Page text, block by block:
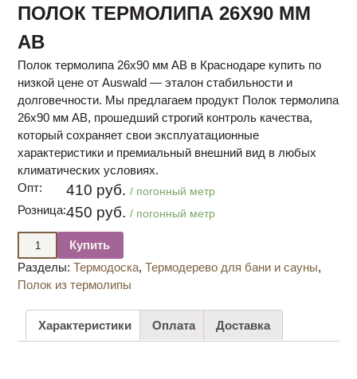
ПОЛОК ТЕРМОЛИПА 26Х90 ММ
АВ
Полок термолипа 26х90 мм АВ в Краснодаре купить по
низкой цене от Auswald — эталон стабильности и
долговечности. Мы предлагаем продукт Полок термолипа
26х90 мм АВ, прошедший строгий контроль качества,
который сохраняет свои эксплуатационные
характеристики и премиальный внешний вид в любых
климатических условиях.
Опт:
410 руб. / погонный метр
Розница:450 руб. / погонный метр
Купить
Разделы: Термодоска,Термодерево для бани и сауны,
Полок из термолипы
Характеристики Оплата Доставка